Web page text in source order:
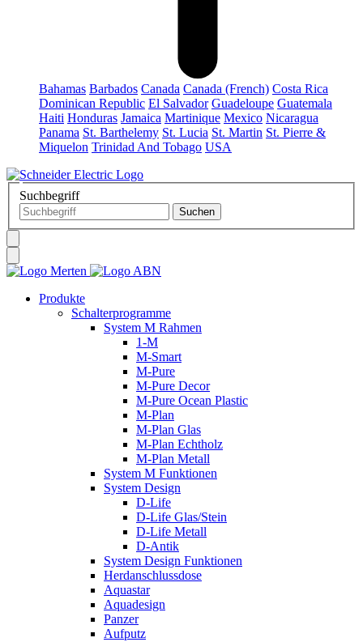
Bahamas Barbados Canada Canada (French) Costa Rica
Dominican Republic El Salvador Guadeloupe Guatemala
Haiti Honduras Jamaica Martinique Mexico Nicaragua
Panama St. Barthelemy St. Lucia St. Martin St. Pierre &
Miquelon Trinidad And Tobago USA
Suchbegriff
Produkte
Schalterprogramme
System M Rahmen
1-M
M-Smart
M-Pure
M-Pure Decor
M-Pure Ocean Plastic
M-Plan
M-Plan Glas
M-Plan Echtholz
M-Plan Metall
System M Funktionen
System Design
D-Life
D-Life Glas/Stein
D-Life Metall
D-Antik
System Design Funktionen
Herdanschlussdose
Aquastar
Aquadesign
Panzer
Aufputz